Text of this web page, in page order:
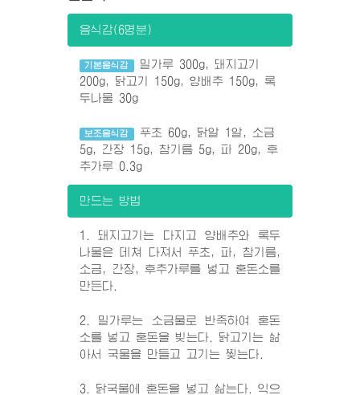
음식감(6명분)
기본음식감
밀가루 300g, 돼지고기
200g, 닭고기 150g, 양배추 150g, 록
두나물 30g
보조음식감
푸초 60g, 닭알 1알, 소금
5g, 간장 15g, 참기름 5g, 파 20g, 후
추가루 0.3g
만드는 방법
1. 돼지고기는 다지고 양배추와 록두
나물은 데쳐 다져서 푸초, 파, 참기름,
소금, 간장, 후추가루를 넣고 혼돈소를
만든다.
2. 밀가루는 소금물로 반죽하여 혼돈
소를 넣고 혼돈을 빚는다. 닭고기는 삶
아서 국물을 만들고 고기는 찢는다.
3. 닭국물에 혼돈을 넣고 삶는다. 익으